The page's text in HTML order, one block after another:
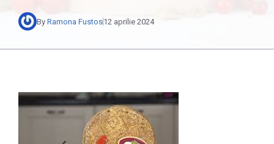
By Ramona Fustos12 aprilie 2024